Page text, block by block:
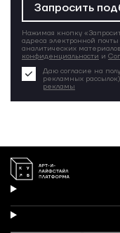
Запросить
Нажимая кнопку
адреса электронной
аналитических
конфиденциальности и
Даю согласие на
рекламных рассылок)
рекламы